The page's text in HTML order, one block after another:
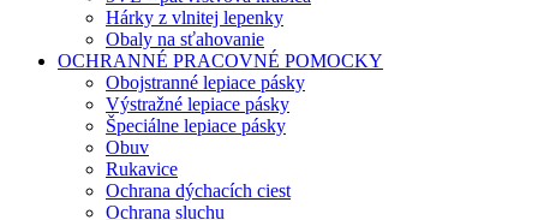
Hárky z vlnitej lepenky
Obaly na sťahovanie
OCHRANNÉ PRACOVNÉ POMOCKY
Obojstranné lepiace pásky
Výstražné lepiace pásky
Špeciálne lepiace pásky
Obuv
Rukavice
Ochrana dýchacích ciest
Ochrana sluchu